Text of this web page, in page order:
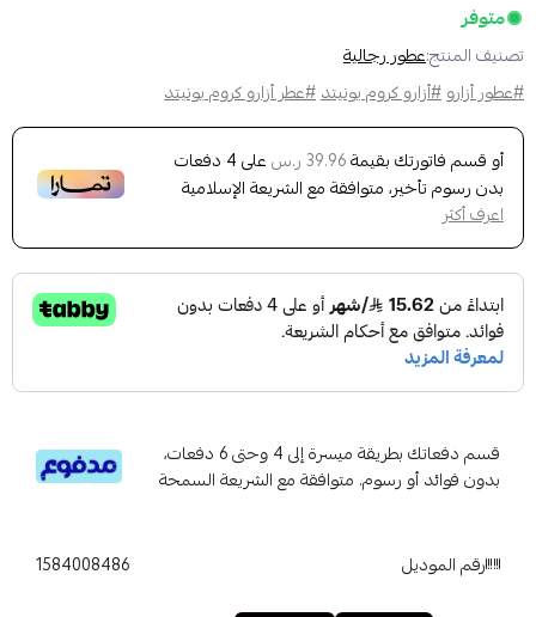
متوفر
تصنيف المنتج:عطور رجالية
#عطور أزارو#أزارو كروم يونيتد#عطر أزارو كروم يونيتد
أو قسم فاتورتك بقيمة39.96 ر.س على4 دفعات
بدون رسوم تأخير، متوافقة مع الشريعة الإسلامية
اعرف أكثر
قسم دفعاتك بطريقة ميسرة إلى 4 وحتى 6 دفعات،
بدون فوائد أو رسوم. متوافقة مع الشريعة السمحة
رقم الموديل 1584008486